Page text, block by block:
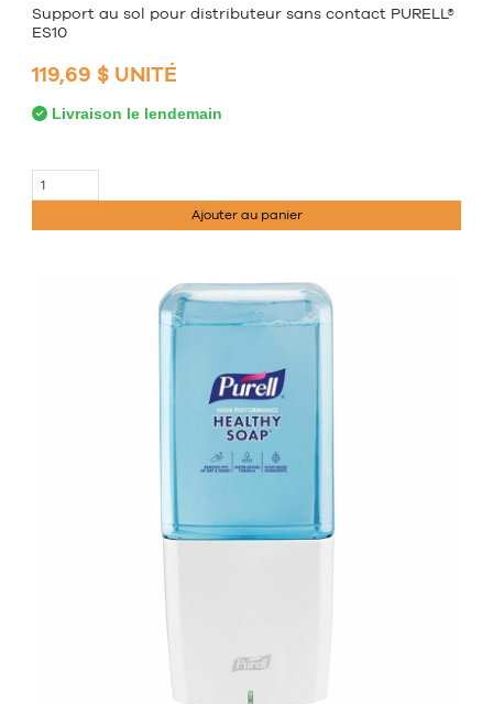
Support au sol pour distributeur sans contact PURELL®
ES10
119,69 $ UNITÉ
Livraison le lendemain
Ajouter au panier